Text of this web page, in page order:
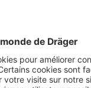
La technologie